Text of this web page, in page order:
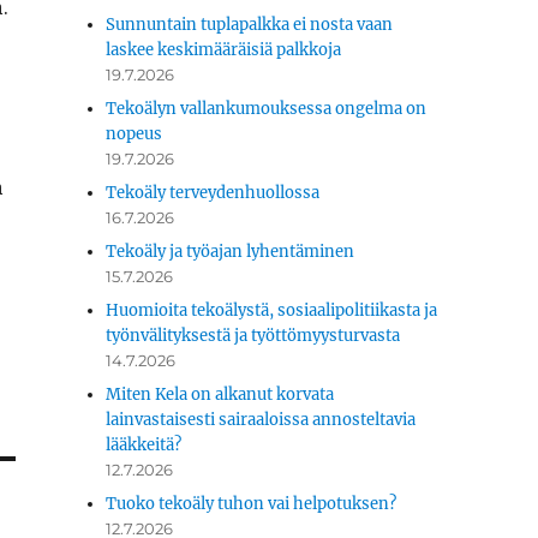
Sunnuntain tuplapalkka ei nosta vaan
laskee keskimääräisiä palkkoja
19.7.2026
Tekoälyn vallankumouksessa ongelma on
nopeus
19.7.2026
Tekoäly terveydenhuollossa
16.7.2026
Tekoäly ja työajan lyhentäminen
15.7.2026
Huomioita tekoälystä, sosiaalipolitiikasta ja
työnvälityksestä ja työttömyysturvasta
14.7.2026
Miten Kela on alkanut korvata
lainvastaisesti sairaaloissa annosteltavia
lääkkeitä?
12.7.2026
Tuoko tekoäly tuhon vai helpotuksen?
12.7.2026